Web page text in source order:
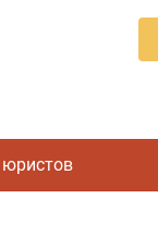
юристов